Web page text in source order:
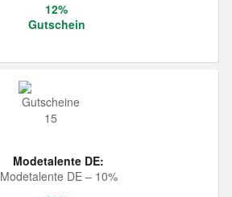
12%
Gutschein
Modetalente DE:
Modetalente DE – 10%